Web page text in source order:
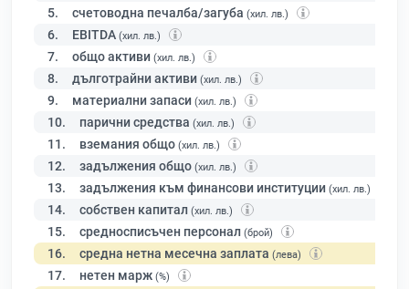
5. счетоводна печалба/загуба (хил. лв.)
6. EBITDA (хил. лв.)
7. общо активи (хил. лв.)
8. дълготрайни активи (хил. лв.)
9. материални запаси (хил. лв.)
10. парични средства (хил. лв.)
11. вземания общо (хил. лв.)
12. задължения общо (хил. лв.)
13. задължения към финансови институции (хил. лв.)
14. собствен капитал (хил. лв.)
15. средносписъчен персонал (брой)
16. средна нетна месечна заплата (лева)
17. нетен марж (%)